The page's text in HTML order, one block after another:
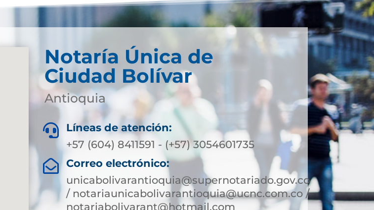
Notaría Única de
Ciudad Bolívar
Antioquia

Líneas de atención:
+57 (604) 8411591 - (+57) 3054601735

Correo electrónico:
unicabolivarantioquia@supernotariado.gov.co
/ notariaunicabolivarantioquia@ucnc.com.co /
notariabolivarant@hotmail.com